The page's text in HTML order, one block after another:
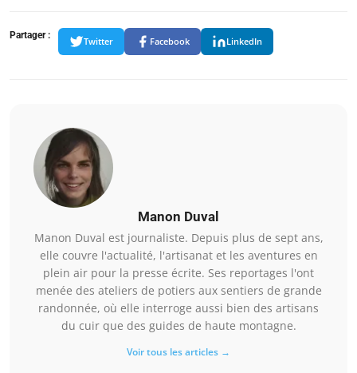
Partager :
Twitter Facebook LinkedIn
Manon Duval
Manon Duval est journaliste. Depuis plus de sept ans,
elle couvre l'actualité, l'artisanat et les aventures en
plein air pour la presse écrite. Ses reportages l'ont
menée des ateliers de potiers aux sentiers de grande
randonnée, où elle interroge aussi bien des artisans
du cuir que des guides de haute montagne.
Voir tous les articles →